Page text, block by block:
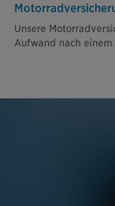
Unsere
Aufwand nach